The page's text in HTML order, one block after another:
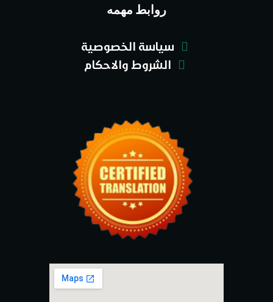
روابط مهمه
سياسة الخصوصية
الشروط والاحكام